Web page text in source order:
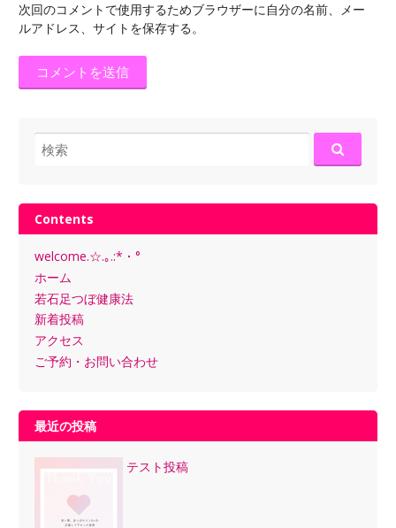
次回のコメントで使用するためブラウザーに自分の名前、メー
ルアドレス、サイトを保存する。
検
索:
Contents
welcome.☆.｡.:*・°
ホーム
若石足つぼ健康法
新着投稿
アクセス
ご予約・お問い合わせ
最近の投稿
テスト投稿